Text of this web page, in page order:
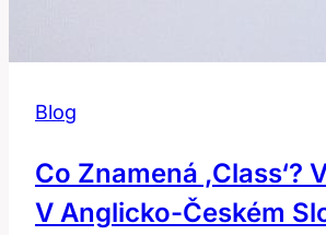
Blog
Co Znamená ‚class‘?
V Anglicko-Českém